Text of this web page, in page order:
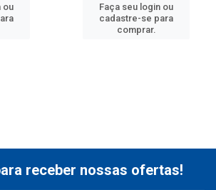
ou
Faça seu login ou
cadastre-se para
comprar.
receber nossas ofertas!